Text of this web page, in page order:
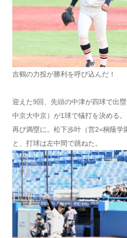
吉鶴の力投が勝利を呼び込んだ！
迎えた9回、先頭の中津が四球で出
中京大中京）が1球で犠打を決める
再び満塁に。松下歩叶（営2=桐蔭学
と、打球は左中間で跳ねた。